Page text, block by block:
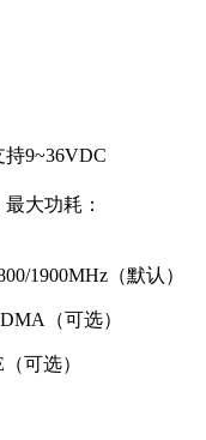
9~36VDC
大功耗：
1900MHz（默认）
（可选）
可选）